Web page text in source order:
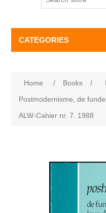
CATEGORIES
Home / Books /
Postmodernisme, de
ALW-Cahier nr. 7. 1988